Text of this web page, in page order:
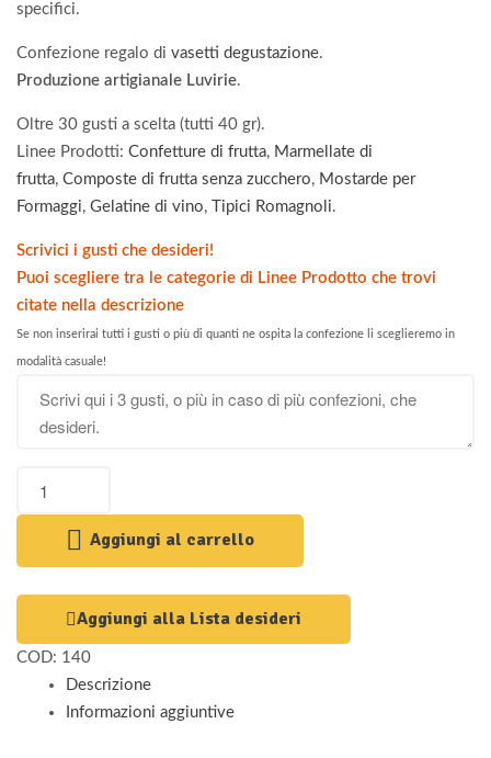
specifici.
Confezione regalo di vasetti degustazione.
Produzione artigianale Luvirie.
Oltre 30 gusti a scelta (tutti 40 gr).
Linee Prodotti: Confetture di frutta, Marmellate di
frutta, Composte di frutta senza zucchero, Mostarde per
Formaggi, Gelatine di vino, Tipici Romagnoli.
Scrivici i gusti che desideri!
Puoi scegliere tra le categorie di Linee Prodotto che trovi
citate nella descrizione
Se non inserirai tutti i gusti o più di quanti ne ospita la confezione li sceglieremo in
modalità casuale!
Aggiungi al carrello
Aggiungi alla Lista desideri
COD: 140
Descrizione
Informazioni aggiuntive